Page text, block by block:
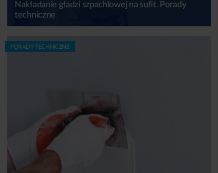
Nakładanie gładzi szpachlowej na sufit. Porady
techniczne
PORADY TECHNICZNE